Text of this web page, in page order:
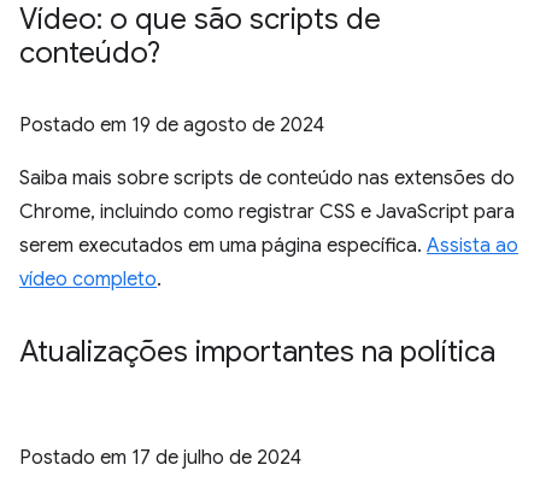
Vídeo: o que são scripts de
conteúdo?
Postado em 19 de agosto de 2024
Saiba mais sobre scripts de conteúdo nas extensões do
Chrome, incluindo como registrar CSS e JavaScript para
serem executados em uma página específica. Assista ao
vídeo completo.
Atualizações importantes na política
Postado em 17 de julho de 2024